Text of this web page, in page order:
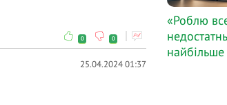
0 0
25.04.2024 01:37
«Роблю
найбільше